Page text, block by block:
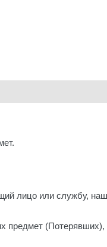
лицо или службу,
предмет